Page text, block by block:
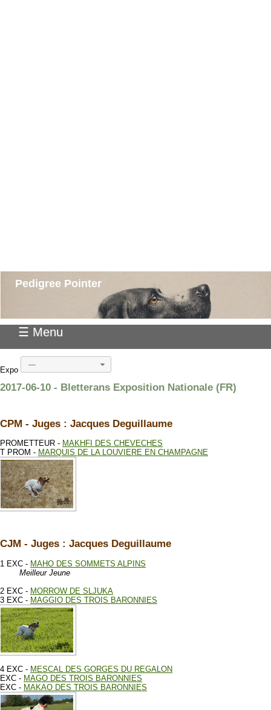
Pedigree Pointer
☰ Menu
Expo
---
2017-06-10 - Bletterans Exposition Nationale (FR)
CPM - Juges : Jacques Deguillaume
PROMETTEUR - MAKHFI DES CHEVECHES
T PROM - MARQUIS DE LA LOUVIERE EN CHAMPAGNE
CJM - Juges : Jacques Deguillaume
1 EXC - MAHO DES SOMMETS ALPINS
Meilleur Jeune
2 EXC - MORROW DE SLJUKA
3 EXC - MAGGIO DES TROIS BARONNIES
4 EXC - MESCAL DES GORGES DU REGALON
EXC - MAGO DES TROIS BARONNIES
EXC - MAKAO DES TROIS BARONNIES